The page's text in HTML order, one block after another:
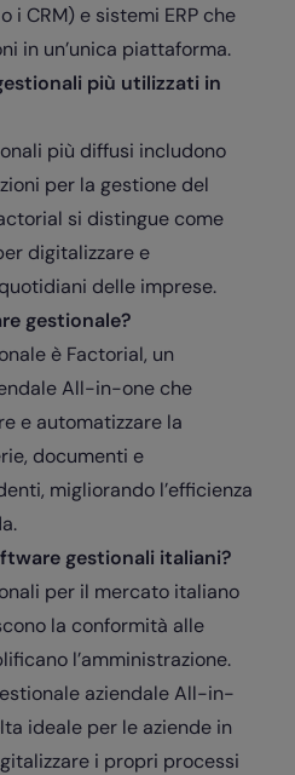
CRM) e sistemi ERP che
in un’unica piattaforma.
più utilizzati in
più diffusi includono
per la gestione del
si distingue come
digitalizzare e
delle imprese.
gestionale?
è Factorial, un
All-in-one che
e automatizzare la
documenti e
migliorando l’efficienza
gestionali italiani?
per il mercato italiano
la conformità alle
l’amministrazione.
aziendale All-in-
ideale per le aziende in
i propri processi